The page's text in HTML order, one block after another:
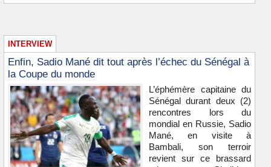
INTERVIEW
Enfin, Sadio Mané dit tout après l’échec du Sénégal à
la Coupe du monde
L’éphémère capitaine du
Sénégal durant deux (2)
rencontres lors du
mondial en Russie, Sadio
Mané, en visite à
Bambali, son terroir
revient sur ce brassard